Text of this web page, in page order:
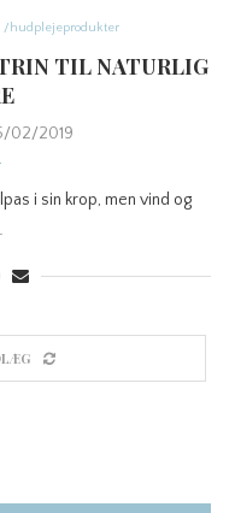
/hudplejeprodukter
TIL NATURLIG
02/2019
i sin krop, men vind og